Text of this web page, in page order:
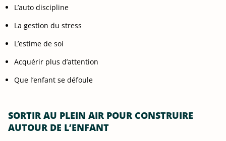
L’auto discipline
La gestion du stress
L’estime de soi
Acquérir plus d’attention
Que l’enfant se défoule
SORTIR AU PLEIN AIR POUR CONSTRUIRE
AUTOUR DE L’ENFANT